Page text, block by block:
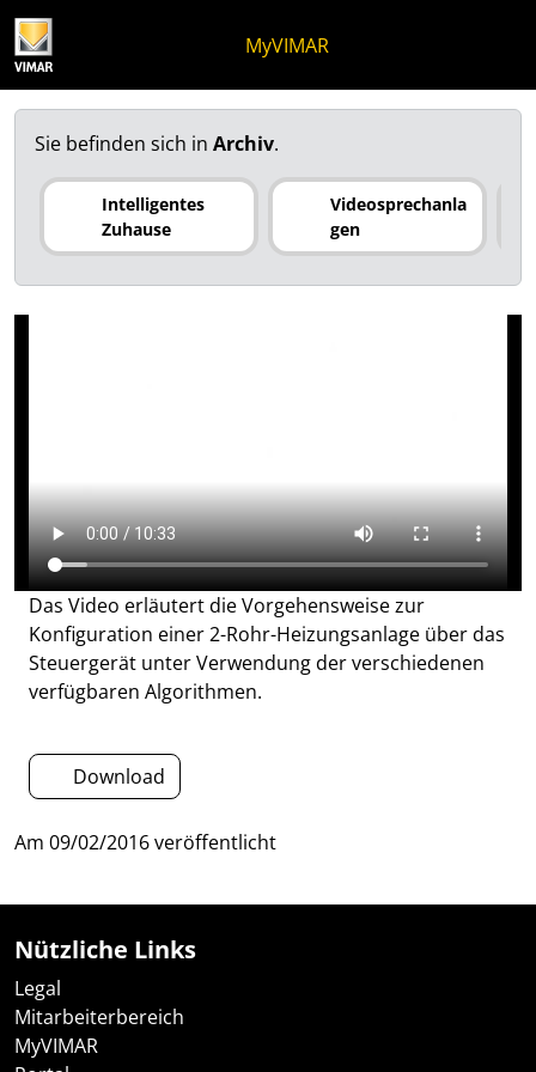
MyVIMAR
Sie befinden sich in Archiv.
Intelligentes
Zuhause
Videosprechanla
gen
Das Video erläutert die Vorgehensweise zur
Konfiguration einer 2-Rohr-Heizungsanlage über das
Steuergerät unter Verwendung der verschiedenen
verfügbaren Algorithmen.
Download
Am 09/02/2016veröffentlicht
Nützliche Links
Legal
Mitarbeiterbereich
MyVIMAR